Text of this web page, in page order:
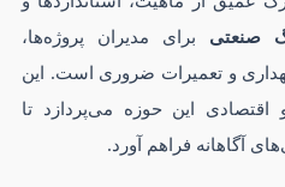
صنعتی برای مدیران پروژه‌ها،
و تعمیرات ضروری است. این
این حوزه می‌پردازد تا
آگاهانه فراهم آورد.